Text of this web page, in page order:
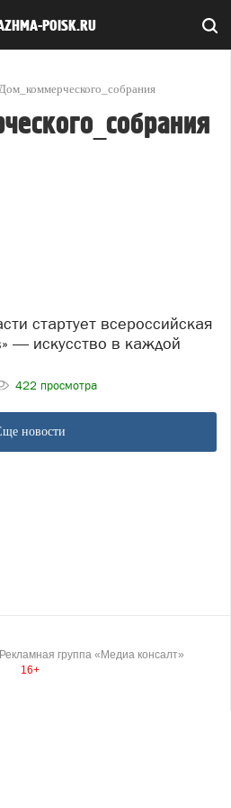
POISK.RU
— искусство в каждой
422 просмотра
новости
Рекламная группа «Медиа консалт»
16+